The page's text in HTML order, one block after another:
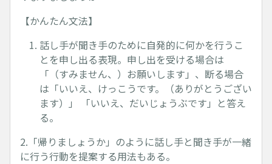
【かんたん文法】
話し手が聞き手のために自発的に何かを行うこ
とを申し出る表現。申し出を受ける場合は
「（すみません、）お願いします」、断る場合
は「いいえ、けっこうです。（ありがとうござい
ます）」 「いいえ、だいじょうぶです」と答え
る。
2.「帰りましょうか」のように話し手と聞き手が一緒
に行う行動を提案する用法もある。